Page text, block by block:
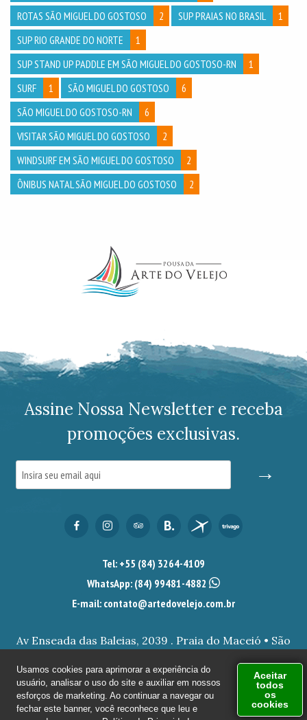
ROTAS SÃO MIGUEL DO GOSTOSO
2 SUP PRAIAS NO BRASIL
1
SUP RIO GRANDE DO NORTE
1
SUP STAND UP PADDLE EM SÃO MIGUEL DO GOSTOSO-RN
1
SURF
1 SÃO MIGUEL DO GOSTOSO
6
SÃO MIGUEL DO GOSTOSO-RN
6
VISITAR SÃO MIGUEL DO GOSTOSO
2
WINDSURF EM SÃO MIGUEL DO GOSTOSO
2
ÔNIBUS NATAL SÃO MIGUEL DO GOSTOSO
2
Assine Nossa Newsletter e receba
promoções exclusivas.
→
Tel: +55 (84) 3264-4109
WhatsApp: (84) 99481-4882
E-mail: contato@artedovelejo.com.br
Av Enseada das Baleias, 2039 . Praia do Maceió • São
© 2026 ARTE DO VELEJO - POUSADA EM SÃO MIGUEL DO
GOSTOSO - PRAIA DO MACEIÓ TODOS OS DIREITOS RESERVADOS |
Usamos cookies para aprimorar a experiência do
usuário, analisar o uso do site e auxiliar em nossos
esforços de marketing. Ao continuar a navegar ou
fechar este banner, você reconhece que leu e
Aceitar
todos
os
cookies